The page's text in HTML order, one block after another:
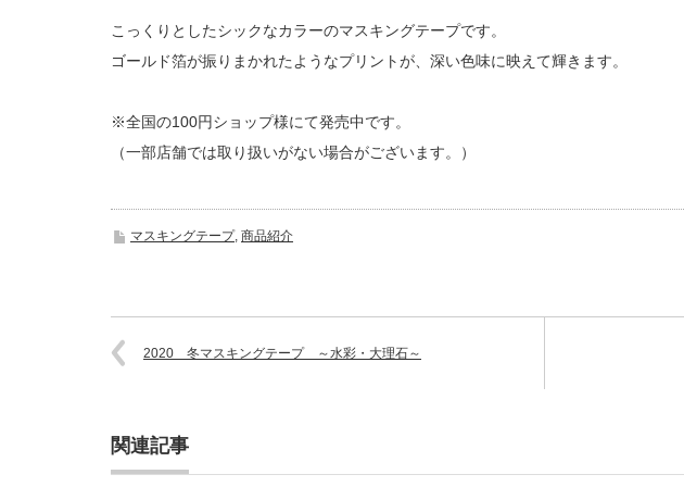
こっくりとしたシックなカラーのマスキングテープです。
ゴールド箔が振りまかれたようなプリントが、深い色味に映えて輝きます。
※全国の100円ショップ様にて発売中です。
（一部店舗では取り扱いがない場合がございます。）
マスキングテープ, 商品紹介
2020 冬マスキングテープ ～水彩・大理石～
関連記事